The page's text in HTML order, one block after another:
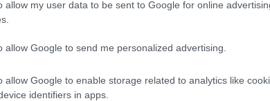
allow my user data to be sent to Google for online
allow Google to send me personalized advertising.
allow Google to enable storage related to analytics like
identifiers in apps.
lista a Mashable-en azokról az objektumokról,
Maps-en. A felsorolás korántsem teljes, akár
A Magyar Honvédség Logisztikai Ellátó
de
nézni, akkorott a Microsoft térképe, a Bing, mely úgy